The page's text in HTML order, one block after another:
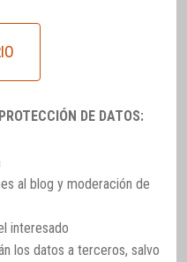
DE DATOS:
al blog y moderación de
interesado
los datos a terceros, salvo